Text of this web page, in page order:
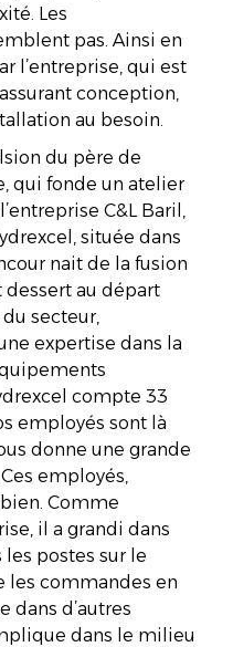
Les
pas. Ainsi en
l’entreprise, qui est
conception,
au besoin.
du père de
qui fonde un atelier
C&L Baril,
située dans
nait de la fusion
dessert au départ
secteur,
expertise dans la
compte 33
employés sont là
donne une grande
employés,
Comme
il a grandi dans
les postes sur le
les commandes en
dans d’autres
dans le milieu